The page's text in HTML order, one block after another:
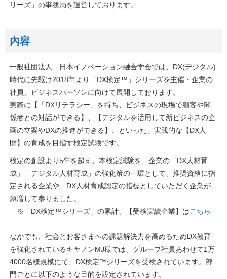
リーズ」の事務局を運営しております。
内容
一般社団法人 日本イノベーション融合学会では、DX(デジタル)
時代に先駆け2018年より「DX検定™」シリーズを主催・企業の
社員、ビジネスパーソンに向けて展開しております。
実際に【「DXリテラシー」を持ち、ビジネスの現場で顧客や関
係者との対話ができる】、【デジタルを活用して新ビジネスの企
画の立案やDXの推進ができる】、といった、実践的な【DX人
財】の育成を目指す検定試験です。
検定の創設より5年を超え、本検定試験を、企業の「DX人材育
成」「デジタル人材育成」の強化策の一環として、推奨資格に指
定される企業や、DX人材育成認定の指標としていただく企業が
急増して参りました。
※「DX検定™シリーズ」の累計、【受検実績企業】はこちら
なかでも、社会とお客さまへの課題解決力を高めるためDX教育
を強化されているキヤノンMJ様では、グループ社員あわせて1万
4000名様規模にて、DX検定™シリーズを受検されています。部
門ごとに以下のような目的を設定されています。